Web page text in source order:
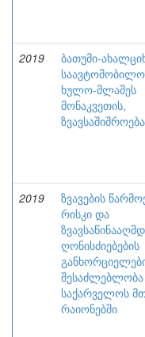
2019
ბათუმი-
საავტომობილო
ხულო-მლაშეს
მონაკვეთის,
ზვავსაშიშროება
2019
ზვავების
რისკი და
ღონისძიებების
შესაძლებლობა
საქარველოს
რაიონებში